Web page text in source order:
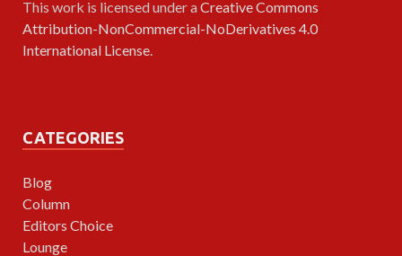
This work is licensed under aCreative Commons
Attribution-NonCommercial-NoDerivatives 4.0
International License.
CATEGORIES
Blog
Column
Editors Choice
Lounge